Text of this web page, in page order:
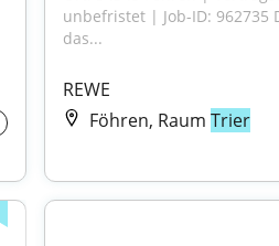
unbefristet | Job-ID: 962735
das...
REWE
Föhren, Raum Trier